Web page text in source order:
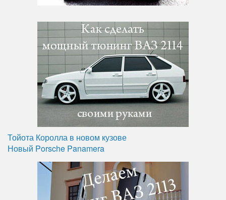
Тойота Королла в новом кузове
Новый Porsche Panamera